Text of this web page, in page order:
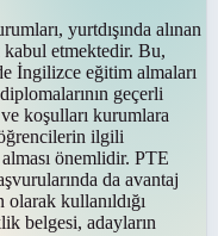
yurtdışında alınan
etmektedir. Bu,
İngilizce eğitim almaları
geçerli
koşulları kurumlara
ilgili
önemlidir. PTE
da avantaj
kullanıldığı
belgesi, adayların